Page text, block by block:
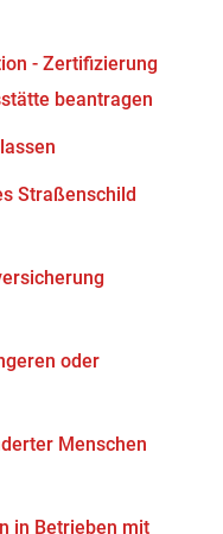
- Zertifizierung
beantragen
Straßenschild
oder
Menschen
in Betrieben mit